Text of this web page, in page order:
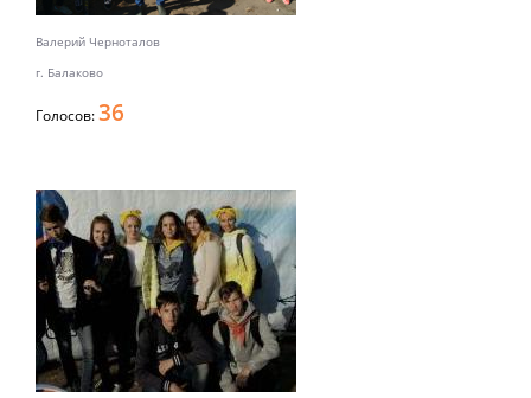
Валерий Черноталов
г. Балаково
Голосов:36